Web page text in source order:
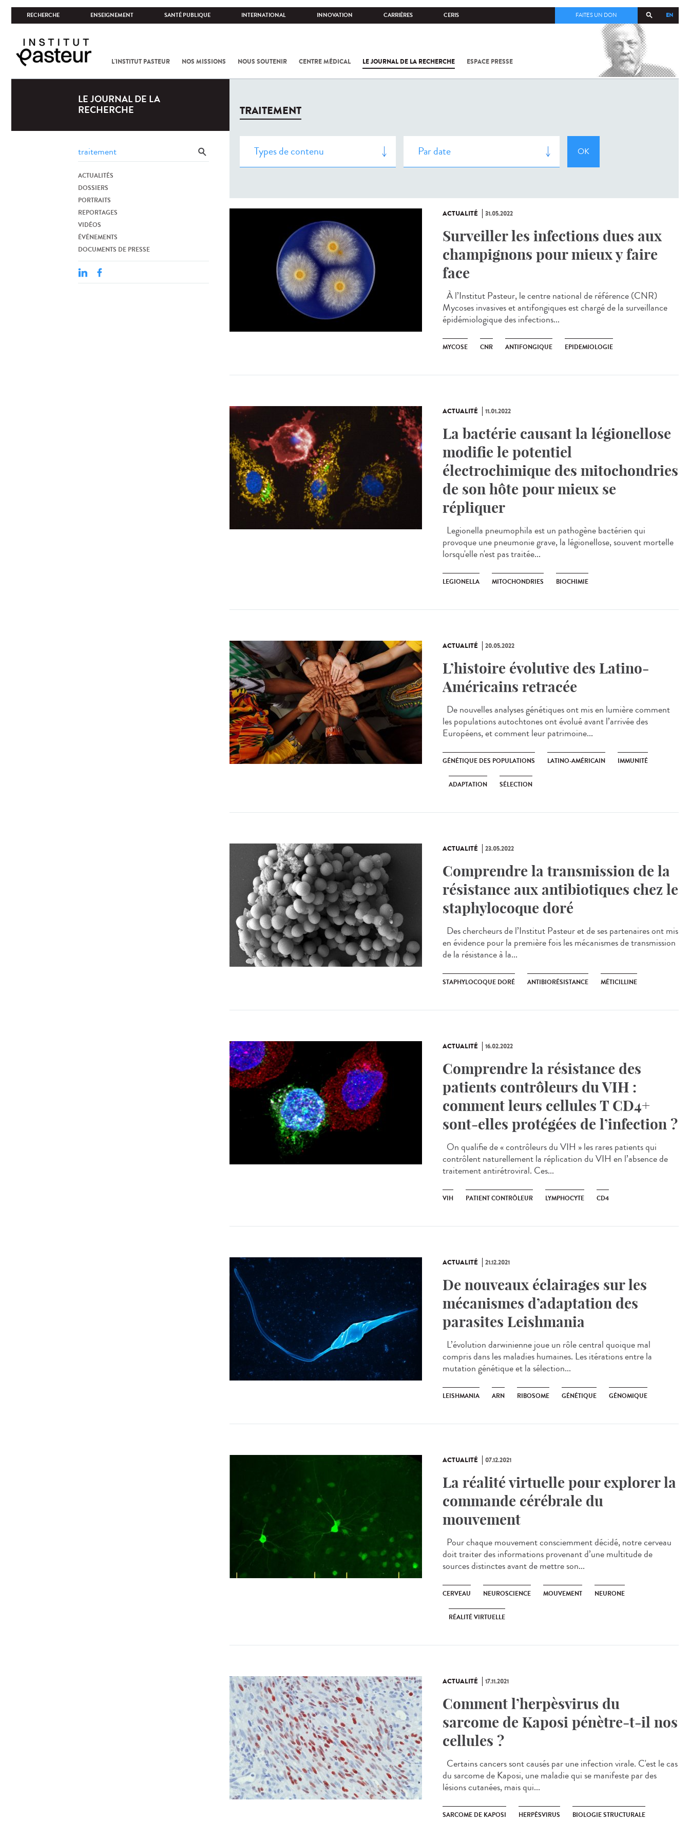
RECHERCHE ENSEIGNEMENT SANTÉ PUBLIQUE INTERNATIONAL INNOVATION CARRIÈRES CERIS EN
FAITES UN DON
L'INSTITUT PASTEUR NOS MISSIONS NOUS SOUTENIR CENTRE MÉDICAL LE JOURNAL DE LA RECHERCHE ESPACE PRESSE
COV-2 /
LE JOURNAL DE LA
RECHERCHE
ACTUALITÉS
DOSSIERS
PORTRAITS
REPORTAGES
VIDÉOS
ÉVÉNEMENTS
DOCUMENTS DE PRESSE
TRAITEMENT
ACTUALITÉ 31.05.2022
Surveiller les infections dues aux
champignons pour mieux y faire
face
À l’Institut Pasteur, le centre national de référence (CNR)
Mycoses invasives et antifongiques est chargé de la surveillance
épidémiologique des infections...
MYCOSE CNR ANTIFONGIQUE EPIDEMIOLOGIE
ACTUALITÉ 11.01.2022
La bactérie causant la légionellose
modifie le potentiel
électrochimique des mitochondries
de son hôte pour mieux se
répliquer
Legionella pneumophila est un pathogène bactérien qui
provoque une pneumonie grave, la légionellose, souvent mortelle
lorsqu'elle n'est pas traitée...
LEGIONELLA MITOCHONDRIES BIOCHIMIE
ACTUALITÉ 20.05.2022
L’histoire évolutive des Latino-
Américains retracée
De nouvelles analyses génétiques ont mis en lumière comment
les populations autochtones ont évolué avant l’arrivée des
Européens, et comment leur patrimoine...
GÉNÉTIQUE DES POPULATIONS LATINO-AMÉRICAIN IMMUNITÉ
ADAPTATION SÉLECTION
ACTUALITÉ 23.05.2022
Comprendre la transmission de la
résistance aux antibiotiques chez le
staphylocoque doré
Des chercheurs de l’Institut Pasteur et de ses partenaires ont mis
en évidence pour la première fois les mécanismes de transmission
de la résistance à la...
STAPHYLOCOQUE DORÉ ANTIBIORÉSISTANCE MÉTICILLINE
ACTUALITÉ 16.02.2022
Comprendre la résistance des
patients contrôleurs du VIH :
comment leurs cellules T CD4+
sont-elles protégées de l’infection ?
On qualifie de « contrôleurs du VIH » les rares patients qui
contrôlent naturellement la réplication du VIH en l’absence de
traitement antirétroviral. Ces...
VIH PATIENT CONTRÔLEUR LYMPHOCYTE CD4
ACTUALITÉ 21.12.2021
De nouveaux éclairages sur les
mécanismes d’adaptation des
parasites Leishmania
L’évolution darwinienne joue un rôle central quoique mal
compris dans les maladies humaines. Les itérations entre la
mutation génétique et la sélection...
LEISHMANIA ARN RIBOSOME GÉNÉTIQUE GÉNOMIQUE
ACTUALITÉ 07.12.2021
La réalité virtuelle pour explorer la
commande cérébrale du
mouvement
Pour chaque mouvement consciemment décidé, notre cerveau
doit traiter des informations provenant d’une multitude de
sources distinctes avant de mettre son...
CERVEAU NEUROSCIENCE MOUVEMENT NEURONE
RÉALITÉ VIRTUELLE
ACTUALITÉ 17.11.2021
Comment l’herpèsvirus du
sarcome de Kaposi pénètre-t-il nos
cellules ?
Certains cancers sont causés par une infection virale. C'est le cas
du sarcome de Kaposi, une maladie qui se manifeste par des
lésions cutanées, mais qui...
SARCOME DE KAPOSI HERPÈSVIRUS BIOLOGIE STRUCTURALE